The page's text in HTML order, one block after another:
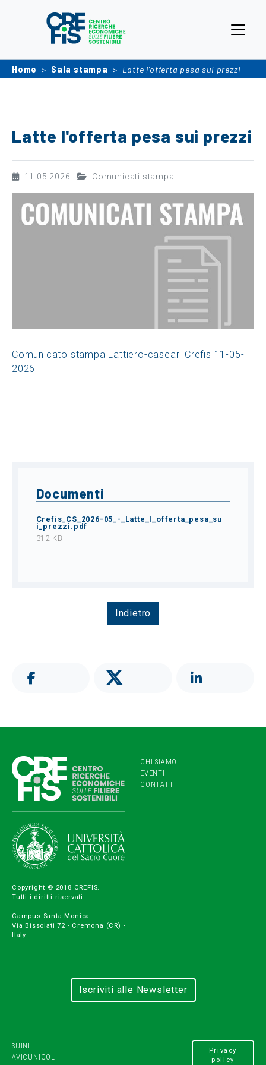
Home Sala stampa Latte l'offerta pesa sui prezzi
Latte l'offerta pesa sui prezzi
11.05.2026 Comunicati stampa
Comunicato stampa Lattiero-caseari Crefis 11-05-
2026
Documenti
Crefis_CS_2026-05_-_Latte_l_offerta_pesa_su
i_prezzi.pdf
312 KB
Indietro
Copyright © 2018 CREFIS.
Tutti i diritti riservati.
Campus Santa Monica
Via Bissolati 72 - Cremona (CR) -
Italy
CHI SIAMO
EVENTI
CONTATTI
SUINI
AVICUNICOLI
Iscriviti alle Newsletter
Privacy
policy